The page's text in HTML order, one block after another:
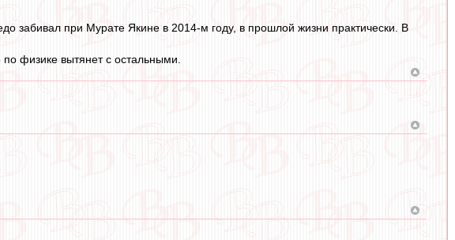
забивал при Мурате Якине в 2014-м году, в прошлой жизни практически. В
физике вытянет с остальными.